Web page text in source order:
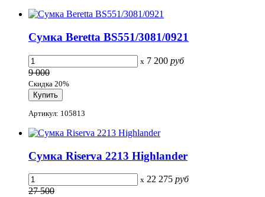
Сумка Beretta BS551/3081/0921
x 7 200 руб
9 000
Скидка 20%
Артикул: 105813
Сумка Riserva 2213 Highlander
x 22 275 руб
27 500